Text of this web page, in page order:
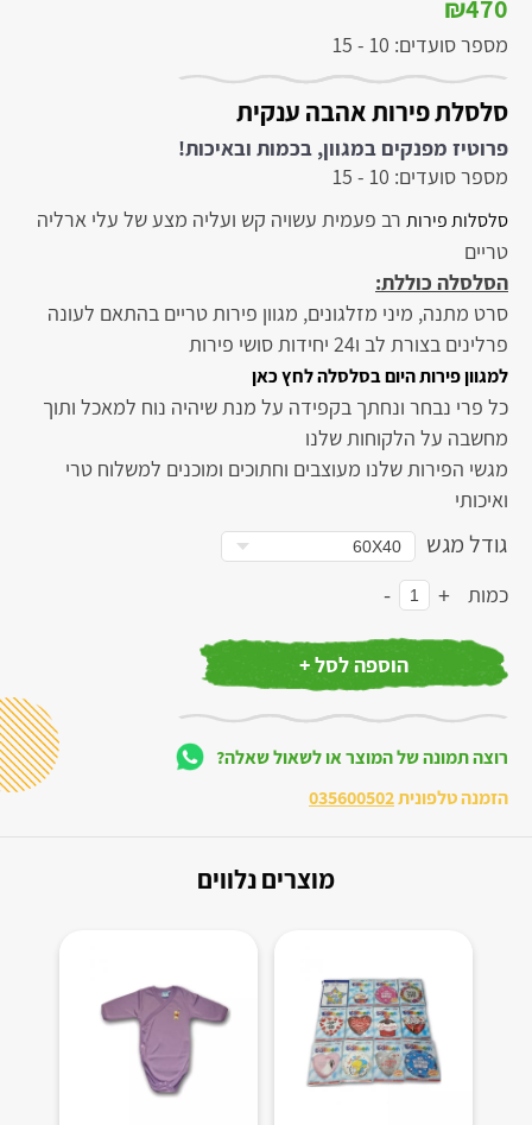
₪470
מספר סועדים: 10 - 15
סלסלת פירות אהבה ענקית
פרוטיז מפנקים במגוון, בכמות ובאיכות!
מספר סועדים: 10 - 15
סלסלות פירות רב פעמית עשויה קש ועליה מצע של עלי ארליה
טריים
הסלסלה כוללת:
סרט מתנה, מיני מזלגונים, מגוון פירות טריים בהתאם לעונה
פרלינים בצורת לב ו24 יחידות סושי פירות
למגוון פירות היום בסלסלה לחץ כאן
כל פרי נבחר ונחתך בקפידה על מנת שיהיה נוח למאכל ותוך
מחשבה על הלקוחות שלנו
מגשי הפירות שלנו מעוצבים וחתוכים ומוכנים למשלוח טרי
ואיכותי
גודל מגש
כמות +
-
הוספה לסל +
רוצה תמונה של המוצר או לשאול שאלה?
הזמנה טלפונית035600502
מוצרים נלווים